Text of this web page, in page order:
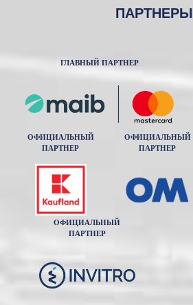
ПАРТНЕРЫ
ГЛАВНЫЙ ПАРТНЕР
ОФИЦИАЛЬНЫЙ
ПАРТНЕР
ОФИЦИАЛЬНЫЙ
ПАРТНЕР
ОФИЦИАЛЬНЫЙ
ПАРТНЕР